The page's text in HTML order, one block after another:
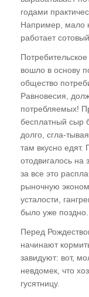
Для чего
"братья по
ГЛАВА
"Третий
типы
"Восток -
годами
Например, мало
работает
вошло в основу
общество
Равновесия,
потребляемых!
бесплатный сыр
долго, сгла-
там вкусно едят.
отодвигалось на
за все это
рыночную
усталости,
было уже поздно.
Перед
начинают
завидуют: вот,
невдомек, что
гусятницу.